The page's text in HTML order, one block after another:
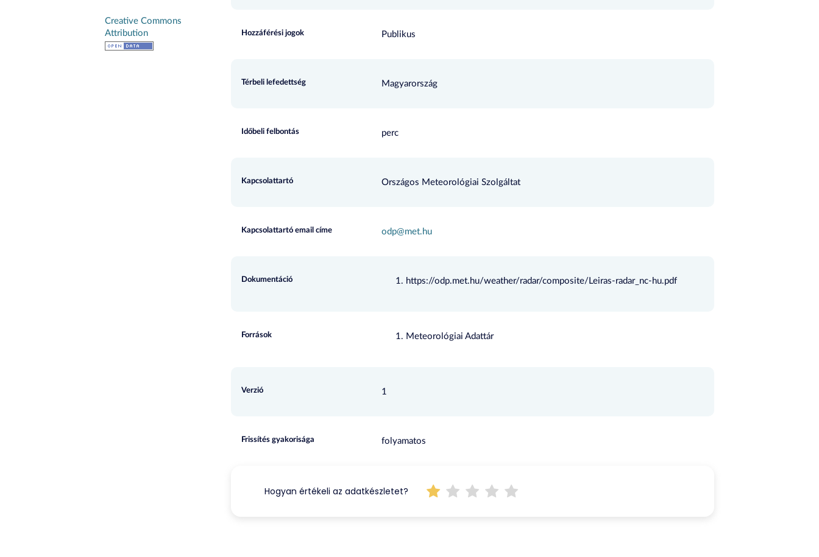
Creative Commons
Attribution
Hozzáférési jogok Publikus
Térbeli lefedettség Magyarország
Időbeli felbontás perc
Kapcsolattartó Országos Meteorológiai Szolgáltat
Kapcsolattartó email címe odp@met.hu
Dokumentáció https://odp.met.hu/weather/radar/composite/Leiras-radar_nc-hu.pdf
Források Meteorológiai Adattár
Verzió 1
Frissítés gyakorisága folyamatos
Hogyan értékeli az adatkészletet?